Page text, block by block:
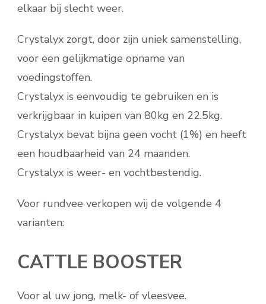
elkaar bij slecht weer.
Crystalyx zorgt, door zijn uniek samenstelling,
voor een gelijkmatige opname van
voedingstoffen.
Crystalyx is eenvoudig te gebruiken en is
verkrijgbaar in kuipen van 80kg en 22.5kg.
Crystalyx bevat bijna geen vocht (1%) en heeft
een houdbaarheid van 24 maanden.
Crystalyx is weer- en vochtbestendig.
Voor rundvee verkopen wij de volgende 4
varianten:
CATTLE BOOSTER
Voor al uw jong, melk- of vleesvee.